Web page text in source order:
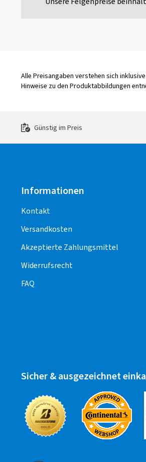
Alle Preisangaben verstehen sich
Hinweise zu den Produktabbildungen
Günstig im Preis
Informationen
Kontakt
Versandkosten
Akzeptierte Zahlungsmittel
Widerrufsrecht
FAQ
Sicher & ausgezeichnet